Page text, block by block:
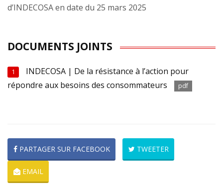
d’INDECOSA en date du 25 mars 2025
DOCUMENTS JOINTS
1
INDECOSA | De la résistance à l’action pour
répondre aux besoins des consommateurs
pdf
PARTAGER SUR FACEBOOK TWEETER
EMAIL